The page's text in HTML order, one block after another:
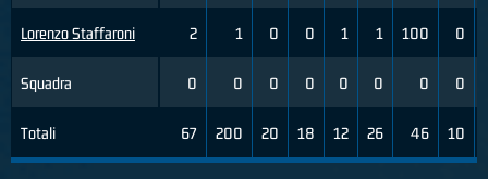
Lorenzo Staffaroni
Squadra
Totali
2 1 0 0 1 1 100 0
0 0 0 0 0 0 0 0
67 200 20 18 12 26 46 10